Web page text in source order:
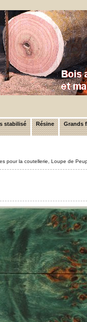
stabilisé Résine Grands
pour la coutellerie, Loupe de